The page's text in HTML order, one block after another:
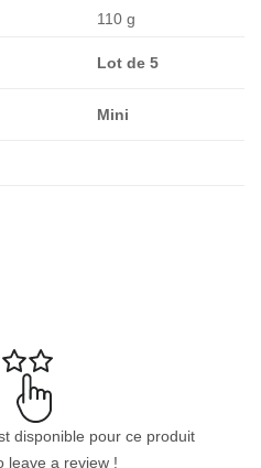
110 g
Lot de 5
Mini
disponible pour ce produit
leave a review !